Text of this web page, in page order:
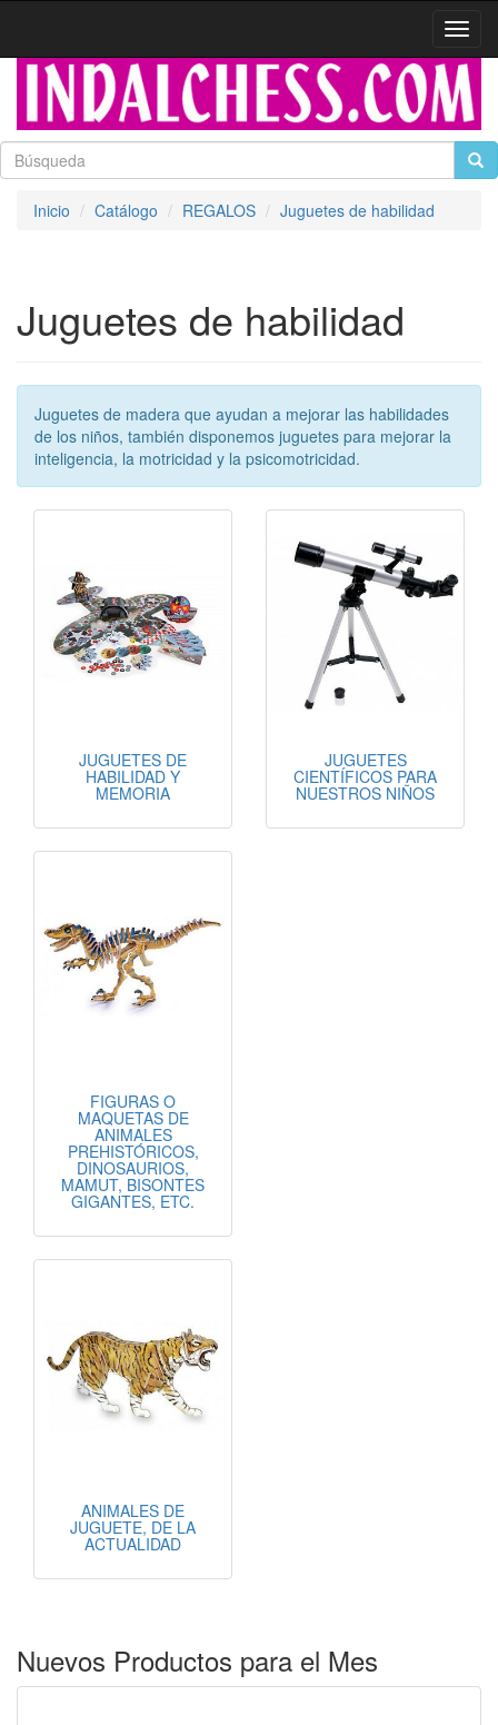
Inicio Catálogo REGALOS Juguetes de habilidad
Juguetes de habilidad
Juguetes de madera que ayudan a mejorar las habilidades
de los niños, también disponemos juguetes para mejorar la
inteligencia, la motricidad y la psicomotricidad.
JUGUETES DE
HABILIDAD Y
MEMORIA
JUGUETES
CIENTÍFICOS PARA
NUESTROS NIÑOS
FIGURAS O
MAQUETAS DE
ANIMALES
PREHISTÓRICOS,
DINOSAURIOS,
MAMUT, BISONTES
GIGANTES, ETC.
ANIMALES DE
JUGUETE, DE LA
ACTUALIDAD
Nuevos Productos para el Mes